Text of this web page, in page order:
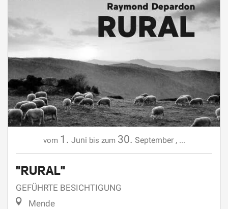
vom 1. Juni bis zum 30. September, ...
"RURAL"
GEFÜHRTE BESICHTIGUNG
Mende